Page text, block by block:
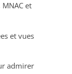
et
et vues
admirer